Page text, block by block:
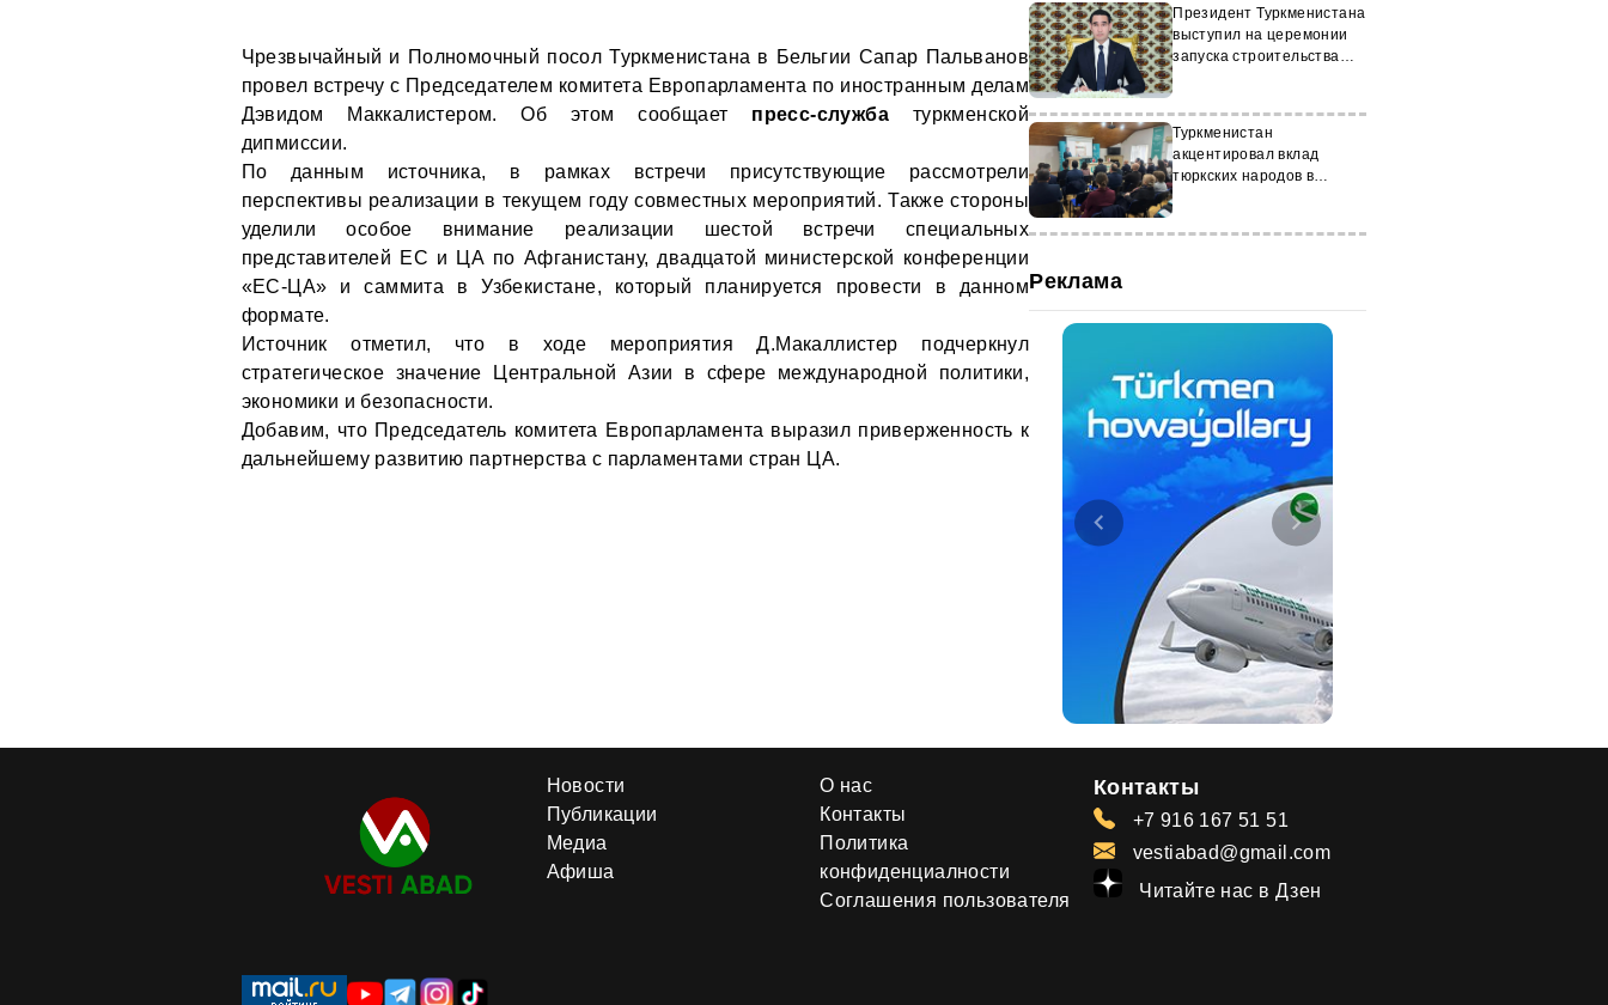
Чрезвычайный и Полномочный посол Туркменистана в Бельгии Сапар Пальванов
провел встречу с Председателем комитета Европарламента по иностранным делам
Дэвидом Маккалистером. Об этом сообщает пресс-служба туркменской
дипмиссии.
По данным источника, в рамках встречи присутствующие рассмотрели
перспективы реализации в текущем году совместных мероприятий. Также стороны
уделили особое внимание реализации шестой встречи специальных
представителей ЕС и ЦА по Афганистану, двадцатой министерской конференции
«ЕС-ЦА» и саммита в Узбекистане, который планируется провести в данном
формате.
Источник отметил, что в ходе мероприятия Д.Макаллистер подчеркнул
стратегическое значение Центральной Азии в сфере международной политики,
экономики и безопасности.
Добавим, что Председатель комитета Европарламента выразил приверженность к
дальнейшему развитию партнерства с парламентами стран ЦА.
Президент Туркменистана
выступил на церемонии
запуска строительства
Туркменистан
акцентировал вклад
тюркских народов в
Реклама
Новости
Публикации
Медиа
Афиша
О нас
Контакты
Политика
конфиденциалности
Соглашения пользователя
Контакты
+7 916 167 51 51
vestiabad@gmail.com
Читайте нас в Дзен